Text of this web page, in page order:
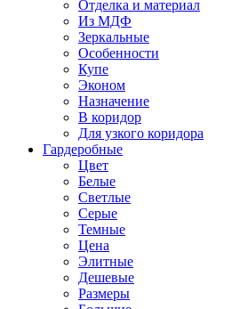
Отделка и материал
Из МДФ
Зеркальные
Особенности
Купе
Эконом
Назначение
В коридор
Для узкого коридора
Гардеробные
Цвет
Белые
Светлые
Серые
Темные
Цена
Элитные
Дешевые
Размеры